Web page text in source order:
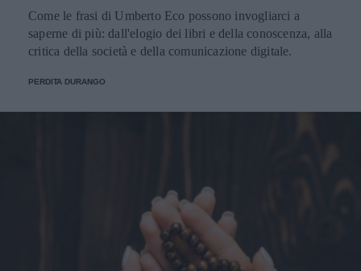
Come le frasi di Umberto Eco possono invogliarci a
saperne di più: dall'elogio dei libri e della conoscenza, alla
critica della società e della comunicazione digitale.
PERDITA DURANGO